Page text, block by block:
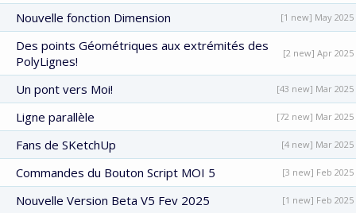
Nouvelle fonction Dimension [1 new] May 2025
Des points Géométriques aux extrémités des
PolyLignes!
[2 new] Apr 2025
Un pont vers Moi! [43 new] Mar 2025
Ligne parallèle [72 new] Mar 2025
Fans de SKetchUp [4 new] Mar 2025
Commandes du Bouton Script MOI 5 [3 new] Feb 2025
Nouvelle Version Beta V5 Fev 2025 [1 new] Feb 2025